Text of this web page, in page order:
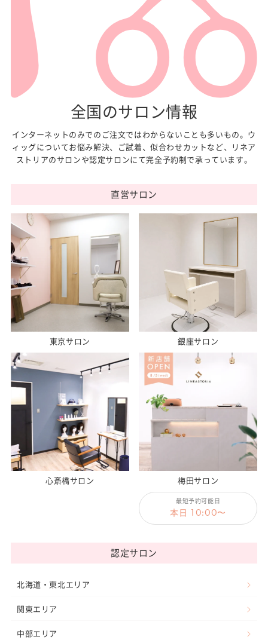
全国のサロン情報
インターネットのみでのご注文ではわからないことも多いもの。ウ
ィッグについてお悩み解決、ご試着、似合わせカットなど、リネア
ストリアのサロンや認定サロンにて完全予約制で承っています。
直営サロン
東京サロン 銀座サロン
心斎橋サロン 梅田サロン
最短予約可能日
本日 10:00〜
認定サロン
北海道・東北エリア
関東エリア
中部エリア